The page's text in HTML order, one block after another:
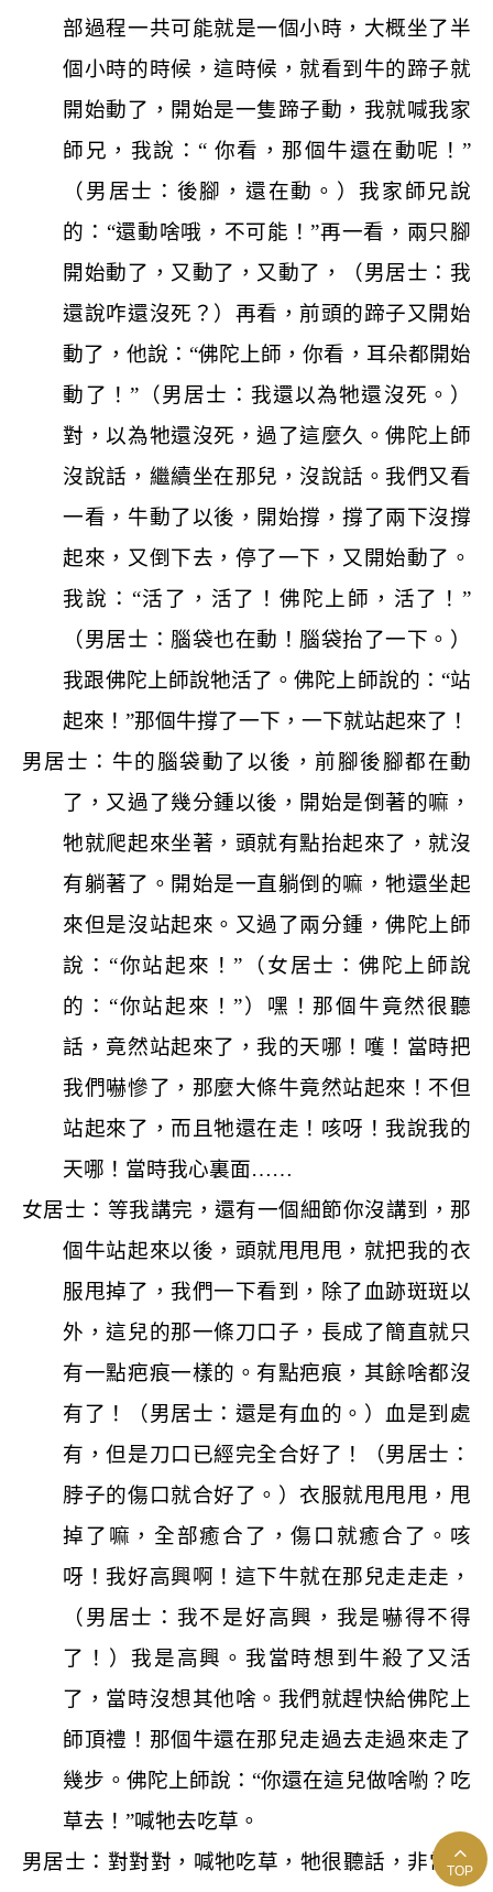
部過程一共可能就是一個小時，大概坐了半
個小時的時候，這時候，就看到牛的蹄子就
開始動了，開始是一隻蹄子動，我就喊我家
師兄，我說：“ 你看，那個牛還在動呢！”
（男居士：後腳，還在動。）我家師兄說
的：“還動啥哦，不可能！”再一看，兩只腳
開始動了，又動了，又動了，（男居士：我
還說咋還沒死？）再看，前頭的蹄子又開始
動了，他說：“佛陀上師，你看，耳朵都開始
動了！”（男居士：我還以為牠還沒死。）
對，以為牠還沒死，過了這麼久。佛陀上師
沒說話，繼續坐在那兒，沒說話。我們又看
一看，牛動了以後，開始撐，撐了兩下沒撐
起來，又倒下去，停了一下，又開始動了。
我說：“活了，活了！佛陀上師，活了！”
（男居士：腦袋也在動！腦袋抬了一下。）
我跟佛陀上師說牠活了。佛陀上師說的：“站
起來！”那個牛撐了一下，一下就站起來了！
男居士：牛的腦袋動了以後，前腳後腳都在動
了，又過了幾分鍾以後，開始是倒著的嘛，
牠就爬起來坐著，頭就有點抬起來了，就沒
有躺著了。開始是一直躺倒的嘛，牠還坐起
來但是沒站起來。又過了兩分鍾，佛陀上師
說：“你站起來！”（女居士：佛陀上師說
的：“你站起來！”）嘿！那個牛竟然很聽
話，竟然站起來了，我的天哪！嚄！當時把
我們嚇慘了，那麼大條牛竟然站起來！不但
站起來了，而且牠還在走！咳呀！我說我的
天哪！當時我心裏面……
女居士：等我講完，還有一個細節你沒講到，那
個牛站起來以後，頭就甩甩甩，就把我的衣
服甩掉了，我們一下看到，除了血跡斑斑以
外，這兒的那一條刀口子，長成了簡直就只
有一點疤痕一樣的。有點疤痕，其餘啥都沒
有了！（男居士：還是有血的。）血是到處
有，但是刀口已經完全合好了！（男居士：
脖子的傷口就合好了。）衣服就甩甩甩，甩
掉了嘛，全部癒合了，傷口就癒合了。咳
呀！我好高興啊！這下牛就在那兒走走走，
（男居士：我不是好高興，我是嚇得不得
了！）我是高興。我當時想到牛殺了又活
了，當時沒想其他啥。我們就趕快給佛陀上
師頂禮！那個牛還在那兒走過去走過來走了
幾步。佛陀上師說：“你還在這兒做啥喲？吃
草去！”喊牠去吃草。
男居士：對對對，喊牠吃草，牠很聽話，非常聽
TOP